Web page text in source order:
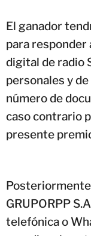
El ganador
para responder
digital de radio
personales y
número de
caso contrario
presente
Posteriormente
GRUPORPP
telefónica o